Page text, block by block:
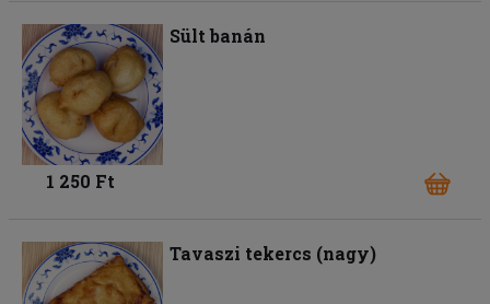
Sült banán
1 250 Ft
Tavaszi tekercs (nagy)